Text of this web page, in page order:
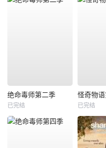
绝命毒师第二季
已完结
怪奇物
已完结